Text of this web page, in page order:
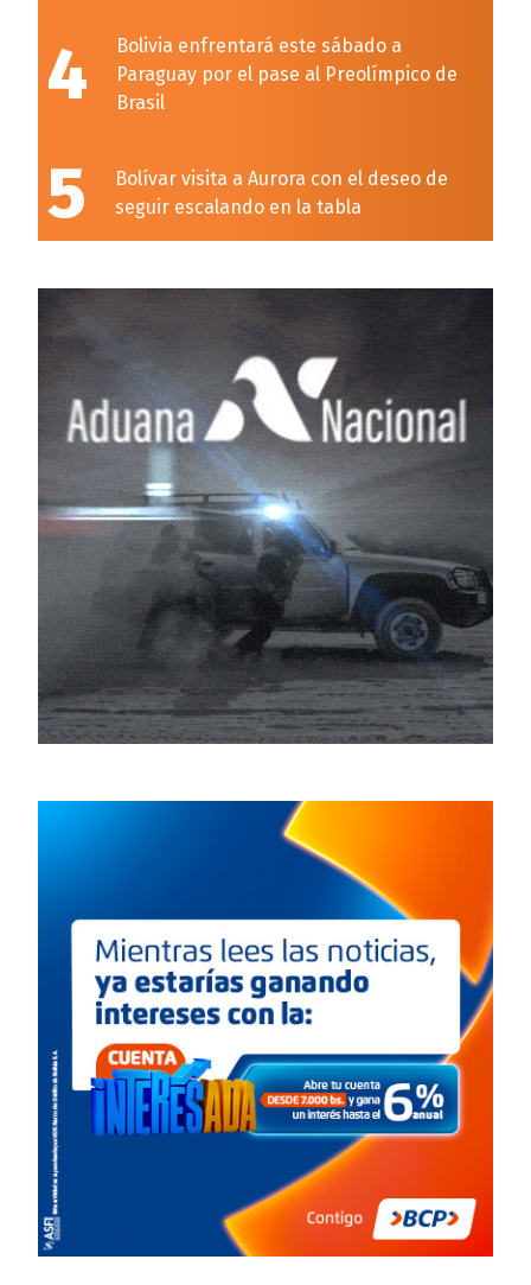
4
Bolivia enfrentará este sábado a
Paraguay por el pase al Preolímpico de
Brasil
5
Bolívar visita a Aurora con el deseo de
seguir escalando en la tabla